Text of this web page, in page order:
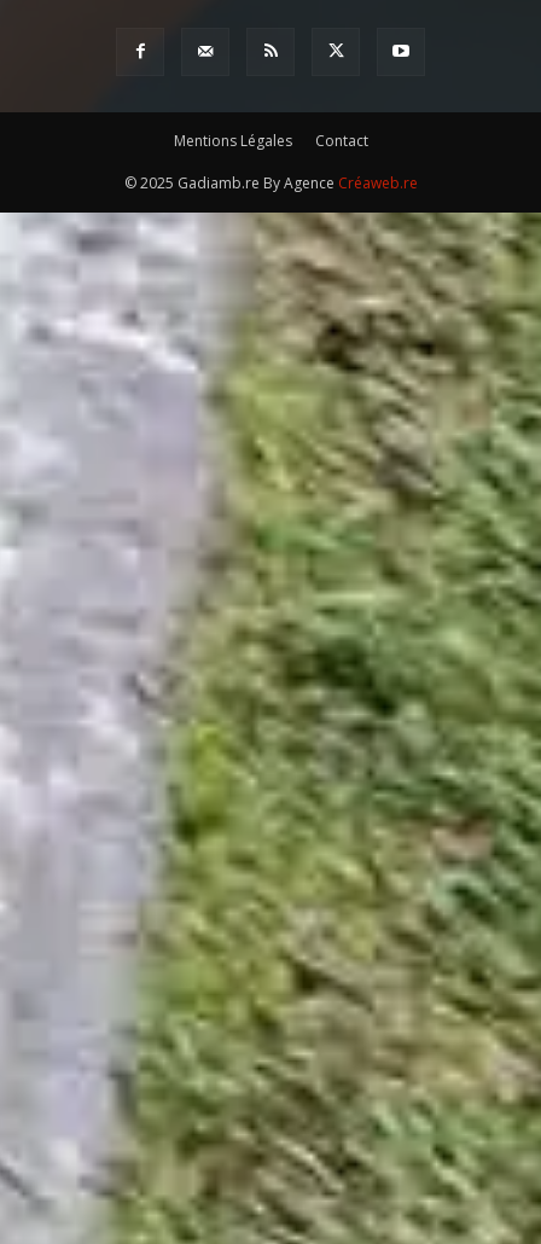
Mentions Légales Contact
© 2025 Gadiamb.re By Agence Créaweb.re